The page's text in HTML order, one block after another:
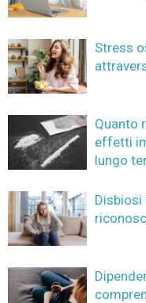
Stress
Quanto
effetti
lungo